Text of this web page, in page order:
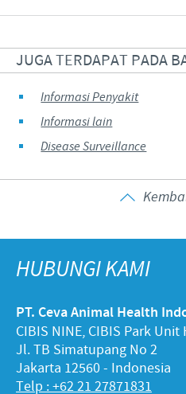
JUGA TERDAPAT PADA
Informasi Penyakit
Informasi lain
Disease Surveillance
HUBUNGI KAMI
PT. Ceva Animal Health
CIBIS NINE, CIBIS Park Unit
Jl. TB Simatupang No 2
Jakarta 12560 - Indonesia
Telp : +62 21 27871831